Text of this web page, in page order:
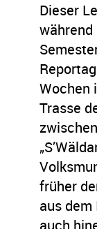
Dieser
während
Wochen
Trasse
früher
aus dem
auch